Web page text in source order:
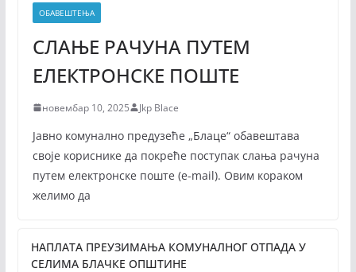
ОБАВЕШТЕЊА
СЛАЊЕ РАЧУНА ПУТЕМ
ЕЛЕКТРОНСКЕ ПОШТЕ
новембар 10, 2025 Jkp Blace
Јавно комунално предузеће „Блаце“ обавештава
своје кориснике да покреће поступак слања рачуна
путем електронске поште (е-mail). Овим кораком
желимо да
НАПЛАТА ПРЕУЗИМАЊА КОМУНАЛНОГ ОТПАДА У
СЕЛИМА БЛАЧКЕ ОПШТИНЕ